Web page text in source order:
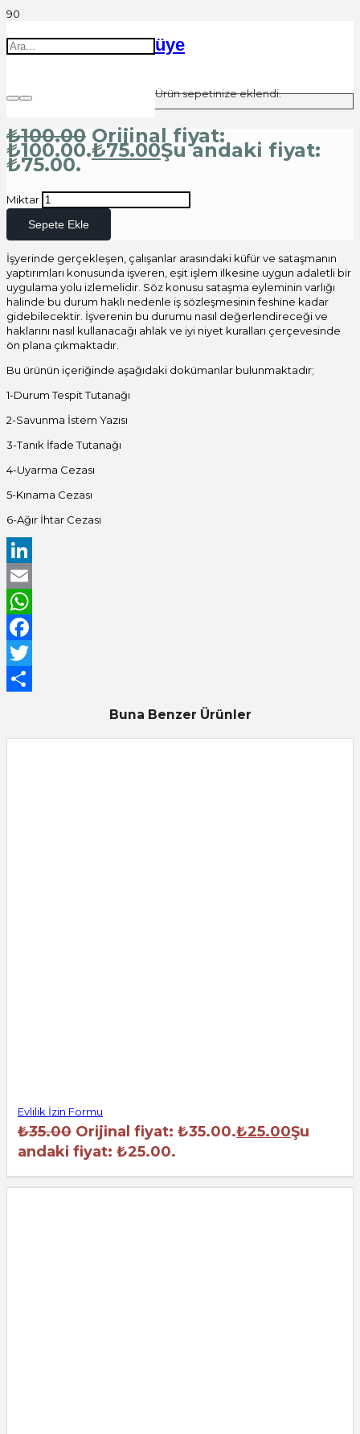
üye
Ürünsepetinize eklendi.
₺100.00 Orijinal fiyat:
₺100.00.₺75.00Şu andaki fiyat:
₺75.00.
Miktar
Sepete Ekle
İşyerinde gerçekleşen, çalışanlar arasındaki küfür ve sataşmanın
yaptırımları konusunda işveren, eşit işlem ilkesine uygun adaletli bir
uygulama yolu izlemelidir. Söz konusu sataşma eyleminin varlığı
halinde bu durum haklı nedenle iş sözleşmesinin feshine kadar
gidebilecektir. İşverenin bu durumu nasıl değerlendireceği ve
haklarını nasıl kullanacağı ahlak ve iyi niyet kuralları çerçevesinde
ön plana çıkmaktadır.
Bu ürünün içeriğinde aşağıdaki dokümanlar bulunmaktadır;
1-Durum Tespit Tutanağı
2-Savunma İstem Yazısı
3-Tanık İfade Tutanağı
4-Uyarma Cezası
5-Kınama Cezası
6-Ağır İhtar Cezası
LinkedIn
Email
WhatsApp
Facebook
Twitter
Buna Benzer Ürünler
Evlilik İzin Formu
₺35.00 Orijinal fiyat: ₺35.00.₺25.00Şu
andaki fiyat: ₺25.00.